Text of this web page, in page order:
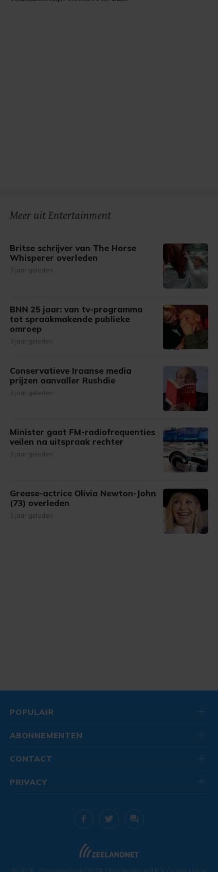
Meer uit Entertainment
Britse schrijver van The Horse
Whisperer overleden
3 jaar geleden
BNN 25 jaar: van tv-programma
tot spraakmakende publieke
omroep
3 jaar geleden
Conservatieve Iraanse media
prijzen aanvaller Rushdie
3 jaar geleden
Minister gaat FM-radiofrequenties
veilen na uitspraak rechter
3 jaar geleden
Grease-actrice Olivia Newton-John
(73) overleden
3 jaar geleden
POPULAIR
ABONNEMENTEN
CONTACT
PRIVACY